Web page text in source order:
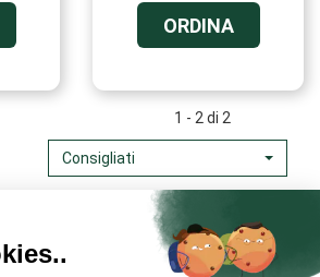
C/AGO AL
ORDINA
C/AGO
1 - 2 di 2
Consigliati
Link Veloci